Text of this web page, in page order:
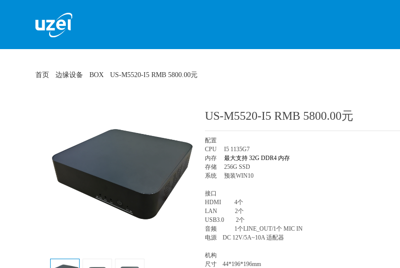
首页 边缘设备 BOX US-M5520-I5 RMB 5800.00元
US-M5520-I5 RMB 5800.00元
配置
CPU I5 1135G7
内存 最大支持 32G DDR4 内存
存储 256G SSD
系统 预装WIN10
接口
HDMI 4个
LAN 2个
USB3.0 2个
音频 1个LINE_OUT/1个 MIC IN
电源 DC 12V/5A~10A 适配器
机构
尺寸 44*196*196mm